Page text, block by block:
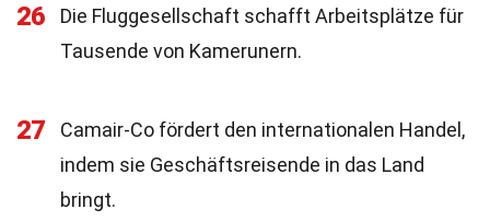
26
Die Fluggesellschaft schafft Arbeitsplätze für
Tausende von Kamerunern.
27
Camair-Co fördert den internationalen Handel,
indem sie Geschäftsreisende in das Land
bringt.